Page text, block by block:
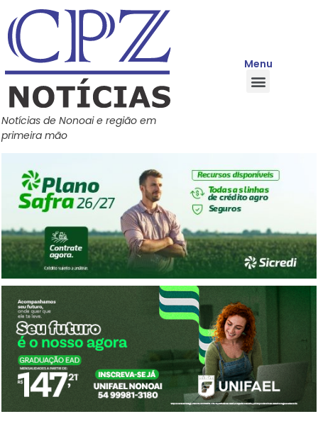
Notícias de Nonoai e região em
primeira mão
Menu